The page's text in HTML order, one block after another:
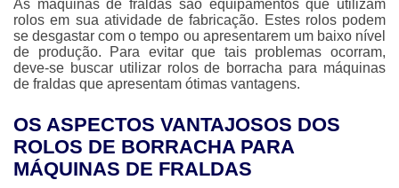
As máquinas de fraldas são equipamentos que utilizam
rolos em sua atividade de fabricação. Estes rolos podem
se desgastar com o tempo ou apresentarem um baixo nível
de produção. Para evitar que tais problemas ocorram,
deve-se buscar utilizar rolos de borracha para máquinas
de fraldas que apresentam ótimas vantagens.
OS ASPECTOS VANTAJOSOS DOS
ROLOS DE BORRACHA PARA
MÁQUINAS DE FRALDAS